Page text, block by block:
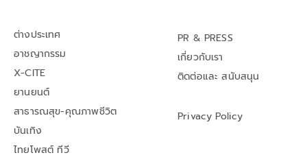
ต่างประเทศ
อาชญากรรม
X-CITE
ยานยนต์
สาธารณสุข-คุณภาพชีวิต
บันเทิง
ไทยโพสต์ ทีวี
PR & PRESS
เกี่ยวกับเรา
ติดต่อและ สนับสนุน
Privacy Policy